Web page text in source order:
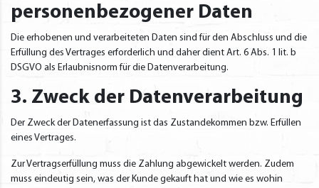
personenbezogener Daten
Die erhobenen und verarbeiteten Daten sind für den Abschluss und die
Erfüllung des Vertrages erforderlich und daher dient Art. 6 Abs. 1 lit. b
DSGVO als Erlaubnisnorm für die Datenverarbeitung.
3. Zweck der Datenverarbeitung
Der Zweck der Datenerfassung ist das Zustandekommen bzw. Erfüllen
eines Vertrages.
Zur Vertragserfüllung muss die Zahlung abgewickelt werden. Zudem
muss eindeutig sein, was der Kunde gekauft hat und wie es wohin